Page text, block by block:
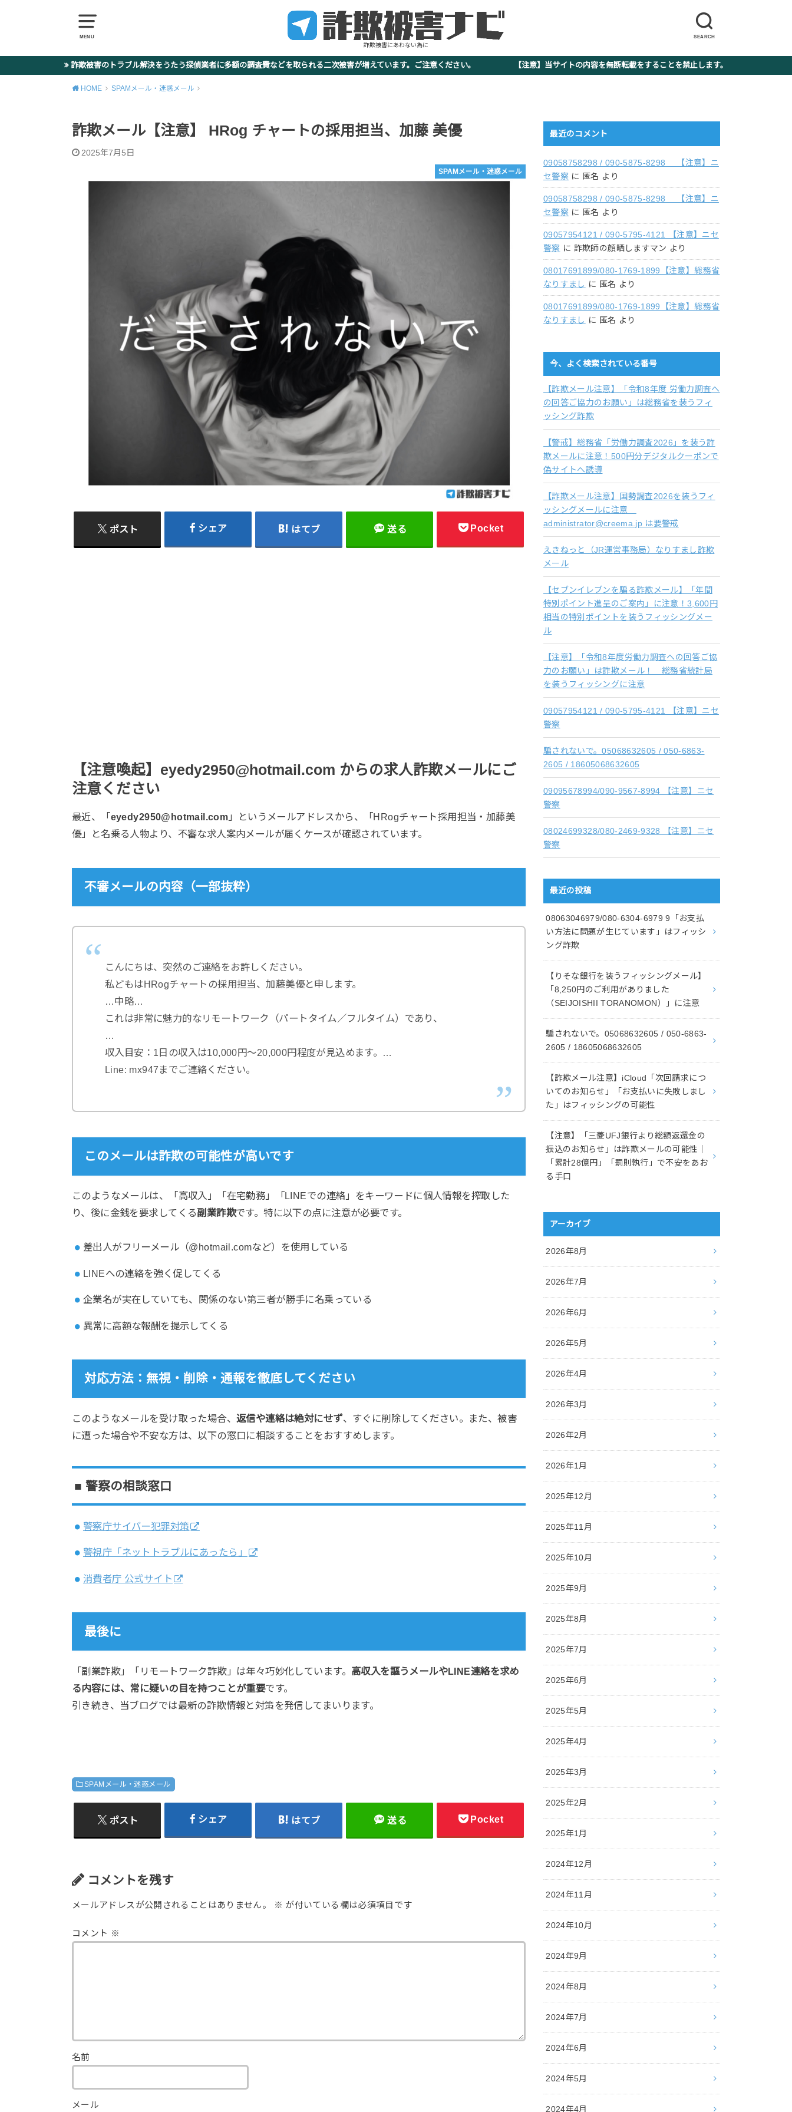
MENU SEARCH
詐欺被害にあわない為に
詐欺被害のトラブル解決をうたう探偵業者に多額の調査費などを取られる二次被害が増えています。ご注意ください。 【注意】当サイトの内容を無断転載をすることを禁止します。
HOME SPAMメール・迷惑メール
詐欺メール【注意】 HRog チャートの採用担当、加藤 美優
2025年7月5日
SPAMメール・迷惑メール
ポスト シェア はてブ 送る Pocket
【注意喚起】eyedy2950@hotmail.com からの求人詐欺メールにご
注意ください
最近、「eyedy2950@hotmail.com 」というメールアドレスから、「HRogチャート採用担当・加藤美
優」と名乗る人物より、不審な求人案内メールが届くケースが確認されています。
不審メールの内容（一部抜粋）
こんにちは、突然のご連絡をお許しください。
私どもはHRogチャートの採用担当、加藤美優と申します。
…中略…
これは非常に魅力的なリモートワーク（パートタイム／フルタイム）であり、
…
収入目安：1日の収入は10,000円～20,000円程度が見込めます。…
Line: mx947までご連絡ください。
このメールは詐欺の可能性が高いです
このようなメールは、「高収入」「在宅勤務」「LINEでの連絡」をキーワードに個人情報を搾取した
り、後に金銭を要求してくる副業詐欺です。特に以下の点に注意が必要です。
差出人がフリーメール（@hotmail.comなど）を使用している
LINEへの連絡を強く促してくる
企業名が実在していても、関係のない第三者が勝手に名乗っている
異常に高額な報酬を提示してくる
対応方法： 無視・削除・通報を徹底してください
このようなメールを受け取った場合、返信や連絡は絶対にせず、すぐに削除してください。また、被害
に遭った場合や不安な方は、以下の窓口に相談することをおすすめします。
■ 警察の相談窓口
警察庁サイバー犯罪対策
警視庁「ネットトラブルにあったら」
消費者庁 公式サイト
最後に
「副業詐欺」「リモートワーク詐欺」は年々巧妙化しています。 高収入を謳うメールやLINE連絡を求め
る内容には、常に疑いの目を持つことが重要です。
引き続き、当ブログでは最新の詐欺情報と対策を発信してまいります。
SPAMメール・迷惑メール
ポスト シェア はてブ 送る Pocket
コメントを残す
メールアドレスが公開されることはありません。 ※ が付いている欄は必須項目です
コメント ※
名前
メール
最近のコメント
09058758298 / 090-5875-8298 【注意】ニ
セ警察 に 匿名 より
09058758298 / 090-5875-8298 【注意】ニ
セ警察 に 匿名 より
09057954121 / 090-5795-4121 【注意】ニセ
警察 に 詐欺師の顔晒しますマン より
08017691899/080-1769-1899【注意】総務省
なりすまし に 匿名 より
08017691899/080-1769-1899【注意】総務省
なりすまし に 匿名 より
今、よく検索されている番号
【詐欺メール注意】「令和8年度 労働力調査へ
の回答ご協力のお願い」は総務省を装うフィ
ッシング詐欺
【警戒】総務省「労働力調査2026」を装う詐
欺メールに注意！500円分デジタルクーポンで
偽サイトへ誘導
【詐欺メール注意】国勢調査2026を装うフィ
ッシングメールに注意
administrator@creema.jp は要警戒
えきねっと（JR運営事務局）なりすまし詐欺
メール
【セブンイレブンを騙る詐欺メール】「年間
特別ポイント進呈のご案内」に注意！3,600円
相当の特別ポイントを装うフィッシングメー
ル
【注意】「令和8年度労働力調査への回答ご協
力のお願い」は詐欺メール！ 総務省統計局
を装うフィッシングに注意
09057954121 / 090-5795-4121 【注意】ニセ
警察
騙されないで。05068632605 / 050-6863-
2605 / 18605068632605
09095678994/090-9567-8994 【注意】ニセ
警察
08024699328/080-2469-9328 【注意】ニセ
警察
最近の投稿
08063046979/080-6304-6979 9「お支払
い方法に問題が生じています」はフィッシ
ング詐欺
【りそな銀行を装うフィッシングメール】
「8,250円のご利用がありました
（SEIJOISHII TORANOMON）」に注意
騙されないで。05068632605 / 050-6863-
2605 / 18605068632605
【詐欺メール注意】iCloud「次回請求につ
いてのお知らせ」「お支払いに失敗しまし
た」はフィッシングの可能性
【注意】「三菱UFJ銀行より総額返還金の
振込のお知らせ」は詐欺メールの可能性｜
「累計28億円」「罰則執行」で不安をあお
る手口
アーカイブ
2026年8月
2026年7月
2026年6月
2026年5月
2026年4月
2026年3月
2026年2月
2026年1月
2025年12月
2025年11月
2025年10月
2025年9月
2025年8月
2025年7月
2025年6月
2025年5月
2025年4月
2025年3月
2025年2月
2025年1月
2024年12月
2024年11月
2024年10月
2024年9月
2024年8月
2024年7月
2024年6月
2024年5月
2024年4月